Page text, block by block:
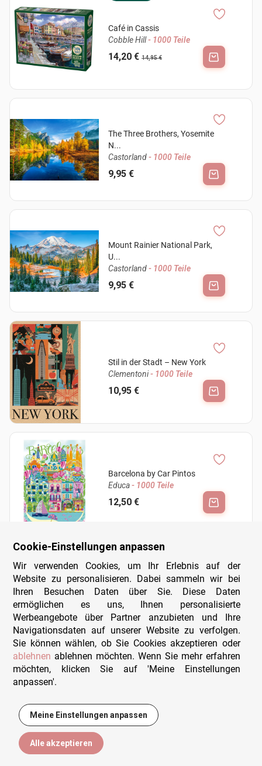
Filtern
Café in Cassis
Cobble Hill- 1000 Teile
14,20 € 14,95 €
The Three Brothers, Yosemite
N...
Castorland- 1000 Teile
9,95 €
Mount Rainier National Park,
U...
Castorland- 1000 Teile
9,95 €
Stil in der Stadt – New York
Clementoni- 1000 Teile
10,95 €
Barcelona by Car Pintos
Educa- 1000 Teile
12,50 €
Das ist Paris
Grafika- 1000 Teile
15,95 €
Neuschwan...
DToys- 500 Teile
Cookie-Einstellungen anpassen
Wir verwenden Cookies, um Ihr Erlebnis auf der
Website zu personalisieren. Dabei sammeln wir bei
Ihren Besuchen Daten über Sie. Diese Daten
ermöglichen es uns, Ihnen personalisierte
Werbeangebote über Partner anzubieten und Ihre
Navigationsdaten auf unserer Website zu verfolgen.
Sie können wählen, ob Sie Cookies akzeptieren oder
ablehnen ablehnen möchten. Wenn Sie mehr erfahren
möchten, klicken Sie auf 'Meine Einstellungen
anpassen'.
Meine Einstellungen anpassen
Alle akzeptieren